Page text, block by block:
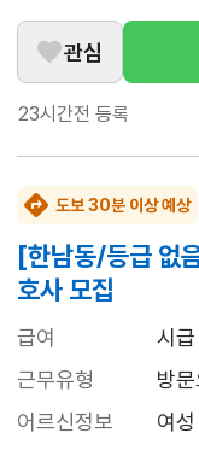
관심
23시간전 등록
도보 30분 이상 예상
[한남동/등급 없
호사 모집
급여
시
근무유형
방
어르신정보
여성